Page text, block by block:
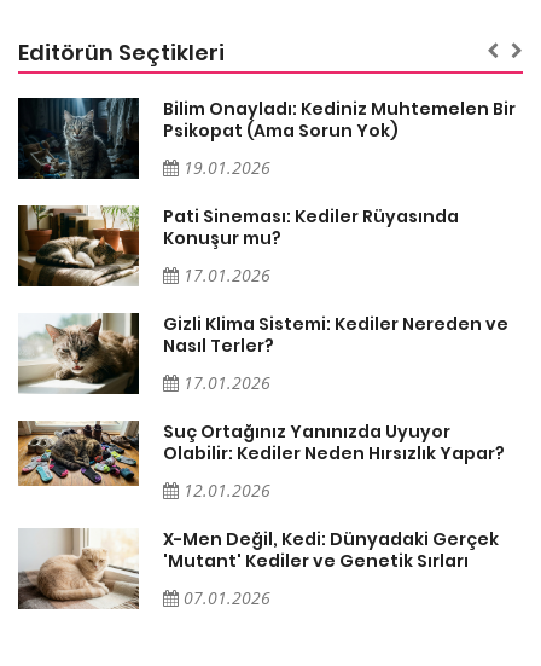
Editörün Seçtikleri
Bilim Onayladı: Kediniz Muhtemelen Bir
Psikopat (Ama Sorun Yok)
19.01.2026
Pati Sineması: Kediler Rüyasında
Konuşur mu?
17.01.2026
Gizli Klima Sistemi: Kediler Nereden ve
Nasıl Terler?
17.01.2026
Suç Ortağınız Yanınızda Uyuyor
Olabilir: Kediler Neden Hırsızlık Yapar?
12.01.2026
X-Men Değil, Kedi: Dünyadaki Gerçek
'Mutant' Kediler ve Genetik Sırları
07.01.2026